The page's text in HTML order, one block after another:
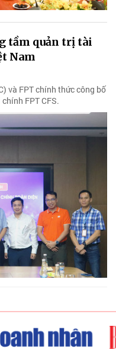
tầm quản trị tài
Nam
và FPT chính thức công bố
FPT CFS.